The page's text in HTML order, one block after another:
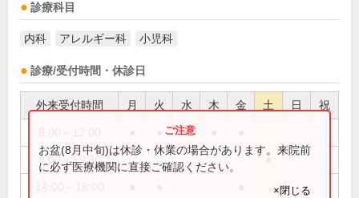
診療科目
内科 アレルギー科 小児科
診療/受付時間・休診日
外来受付時間 月 火 水 木 金 土 日 祝
●
9:00～13:30 ●
お盆(8月中旬)は休診・休業の場合があります。来院前
に必ず医療機関に直接ご確認ください。
×閉じる